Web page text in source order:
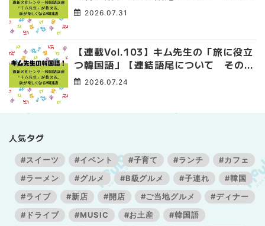
4】2026.07.31
【連載Vol.103】キム先生の「旅に役立
つ韓国語」【連結語尾について その
3】2026.07.24
人気タグ
#スイーツ #イベント #子育て #ランチ
#カフェ
#ラーメン
#グルメ #B級グルメ #子連れ
#韓国
#ライブ
#新店 #開店 #ご当地グルメ
#ディナー
#ドライブ
#MUSIC #お土産
#韓国語